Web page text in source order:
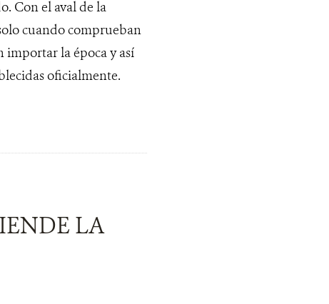
Con el aval de la
cuando comprueban
importar la época y así
oficialmente.
LA